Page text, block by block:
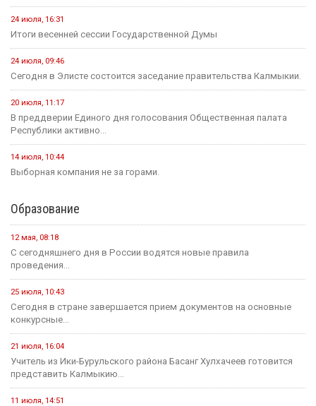
24 июля, 16:31
Итоги весенней сессии Государственной Думы
24 июля, 09:46
Сегодня в Элисте состоится заседание правительства Калмыкии.
20 июля, 11:17
В преддверии Единого дня голосования Общественная палата
Республики активно...
14 июля, 10:44
Выборная компания не за горами.
Образование
12 мая, 08:18
С сегодняшнего дня в России водятся новые правила
проведения...
25 июля, 10:43
Сегодня в стране завершается прием документов на основные
конкурсные...
21 июля, 16:04
Учитель из Ики-Бурульского района Басанг Хулхачеев готовится
представить Калмыкию...
11 июля, 14:51